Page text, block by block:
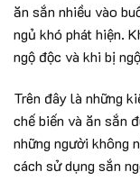
ăn sắn nhiều vào
ngủ khó phát hiện.
ngộ độc và khi bị
Trên đây là những
chế biến và ăn sắn
những người không
cách sử dụng sắn